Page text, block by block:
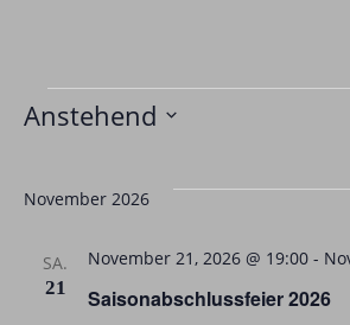
Anstehend
aNovember 2026
SA.
21
Saisonabschlussfeier 2026
November 21, 2026 @ 19:00-